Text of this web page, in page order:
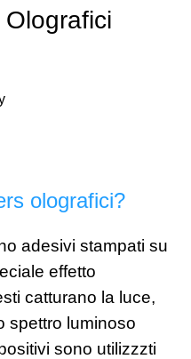
olografici?
adesivi stampati su
effetto
catturano la luce,
spettro luminoso
sono utilizzzti